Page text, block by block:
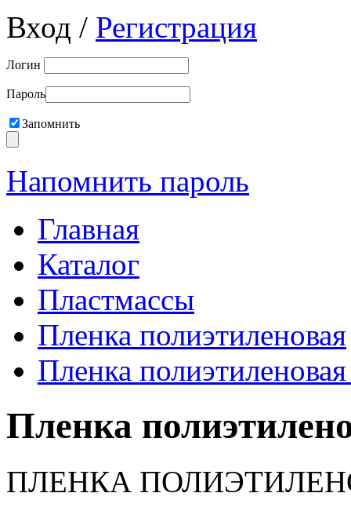
Вход / Регистрация
Логин
Пароль
Запомнить
Напомнить пароль
Главная
Каталог
Пластмассы
Пленка полиэтиленовая
Пленка
Пленка
ПЛЕНКА